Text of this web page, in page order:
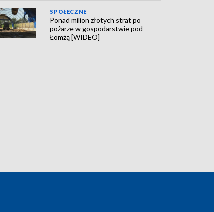
SPOŁECZNE
Ponad milion złotych strat po
pożarze w gospodarstwie pod
Łomżą [WIDEO]